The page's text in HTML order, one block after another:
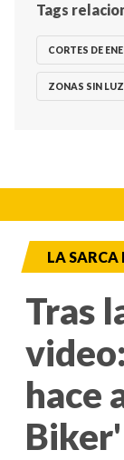
Tags
CORTES DE
ZONAS SIN
LA SARCA
Tras
hace
Biker'